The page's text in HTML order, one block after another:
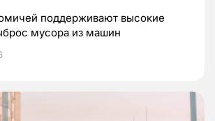
поддерживают высокие
мусора из машин